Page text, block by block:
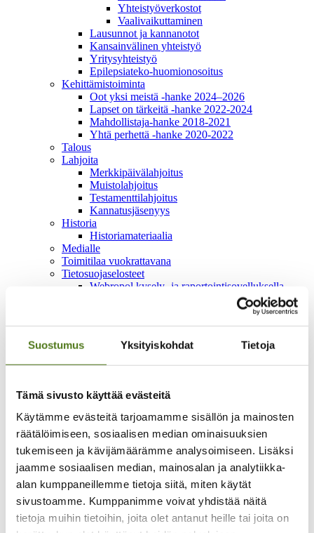
Suostumus Yksityiskohdat Tietoja
Tämä sivusto käyttää evästeitä
Käytämme evästeitä tarjoamamme sisällön ja mainosten
räätälöimiseen, sosiaalisen median ominaisuuksien
tukemiseen ja kävijämäärämme analysoimiseen. Lisäksi
jaamme sosiaalisen median, mainosalan ja analytiikka-
alan kumppaneillemme tietoja siitä, miten käytät
sivustoamme. Kumppanimme voivat yhdistää näitä
tietoja muihin tietoihin, joita olet antanut heille tai joita on
Yhteistyöverkostot
Vaalivaikuttaminen
Lausunnot ja kannanotot
Kansainvälinen yhteistyö
Yritysyhteistyö
Epilepsiateko-huomionosoitus
Kehittämistoiminta
Oot yksi meistä -hanke 2024–2026
Lapset on tärkeitä -hanke 2022-2024
Mahdollistaja-hanke 2018-2021
Yhtä perhettä -hanke 2020-2022
Talous
Lahjoita
Merkkipäivälahjoitus
Muistolahjoitus
Testamenttilahjoitus
Kannatusjäsenyys
Historia
Historiamateriaalia
Medialle
Toimitilaa vuokrattavana
Tietosuojaselosteet
Webropol kysely- ja raportointisovelluksella
tehtyjen kyselyiden tietosuojaseloste
Jäsenrekisterin tietosuojaseloste
Kurssien tietosuojaseloste
Kannatusjäsenrekisterin tietosuojaseloste
Saavutettavuusseloste
Yhteystiedot
Laskutusosoitteet
Yhdistysten yhteystiedot
In English
På Svenska
Epilepsialiitto
Tutustu epilepsiayhdistyksiin